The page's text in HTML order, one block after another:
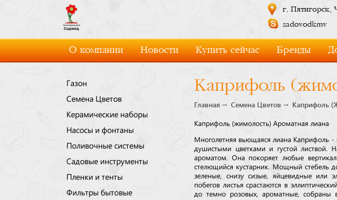
г. Пятигорск,
sadovodkmv
О компании Новости Купить сейчас Бренды
Газон
Семена Цветов
Керамические наборы
Насосы и фонтаны
Поливочные системы
Садовые инструменты
Пленки и тенты
Фильтры бытовые
Каприфоль
Главная Семена Цветов Каприфоль
Каприфоль (жимолость) Ароматная лиана
Многолетняя вьющаяся лиана Каприфоль -
душистыми цветками и густой листвой.
ароматом. Она покоряет любые
стелющийся кустарник. Мощный стебель
зеленые, снизу сизые, яйцевидные или
побегов листья срастаются в
до темно розовых, ароматные,